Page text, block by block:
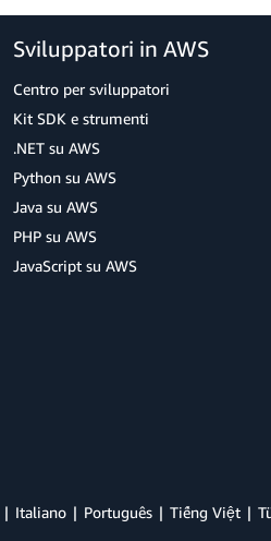
Sviluppatori in AWS
Centro per sviluppatori
Kit SDK e strumenti
.NET su AWS
Python su AWS
Java su AWS
PHP su AWS
JavaScript su AWS
Italiano Português Tiếng Việt